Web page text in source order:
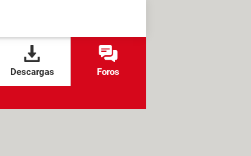
Descargas Foros